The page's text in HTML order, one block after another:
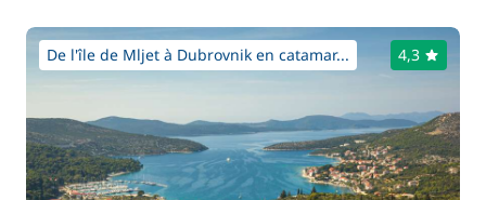
De l'île de Mljet à Dubrovnik en catamar... 4,3